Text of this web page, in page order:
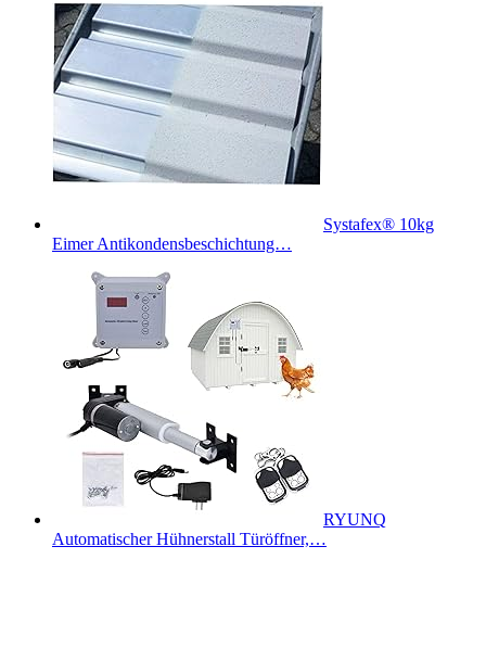
Systafex® 10kg
Eimer Antikondensbeschichtung…
RYUNQ
Automatischer Hühnerstall Türöffner,…